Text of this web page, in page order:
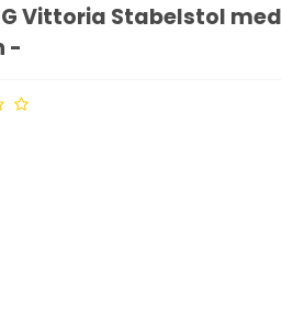
Vittoria Stabelstol med
-